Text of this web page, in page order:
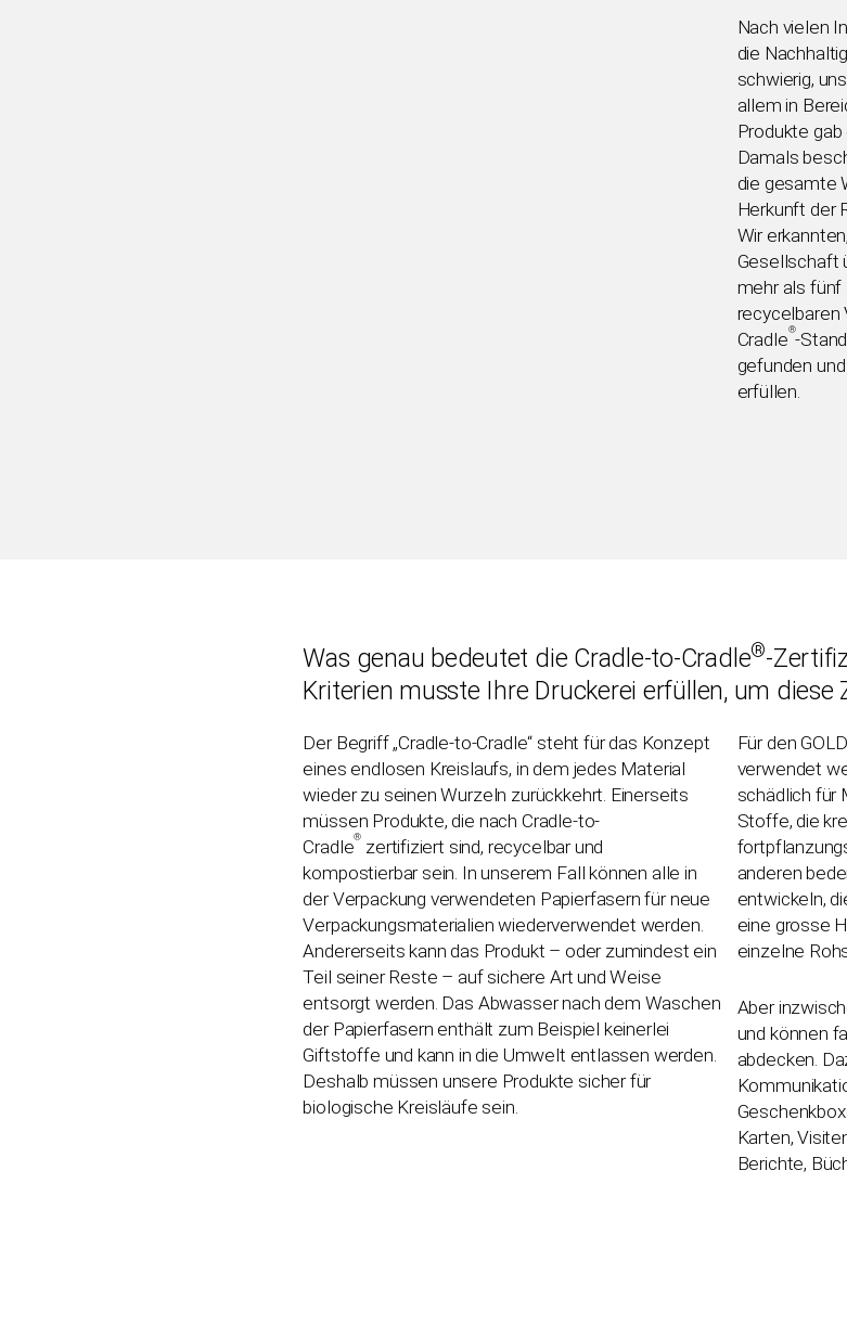
Nach vielen
die
schwierig,
allem in
Produkte
Damals
die gesamte
Herkunft der
Wir
Gesellschaft
mehr als fünf
recycelbaren
Cradle®-
gefunden
erfüllen.
Was genau bedeutet die Cradle-to-Cradle®-
Kriterien musste Ihre Druckerei erfüllen, um
Der Begriff „Cradle-to-Cradle“ steht für das Konzept
eines endlosen Kreislaufs, in dem jedes Material
wieder zu seinen Wurzeln zurückkehrt. Einerseits
müssen Produkte, die nach Cradle-to-
Cradle® zertifiziert sind, recycelbar und
kompostierbar sein. In unserem Fall können alle in
der Verpackung verwendeten Papierfasern für neue
Verpackungsmaterialien wiederverwendet werden.
Andererseits kann das Produkt – oder zumindest ein
Teil seiner Reste – auf sichere Art und Weise
entsorgt werden. Das Abwasser nach dem Waschen
der Papierfasern enthält zum Beispiel keinerlei
Giftstoffe und kann in die Umwelt entlassen werden.
Deshalb müssen unsere Produkte sicher für
biologische Kreisläufe sein.
Für den
verwendet
schädlich für
Stoffe, die
anderen
entwickeln,
eine grosse
einzelne
Aber
und können
abdecken.
Karten,
Berichte,